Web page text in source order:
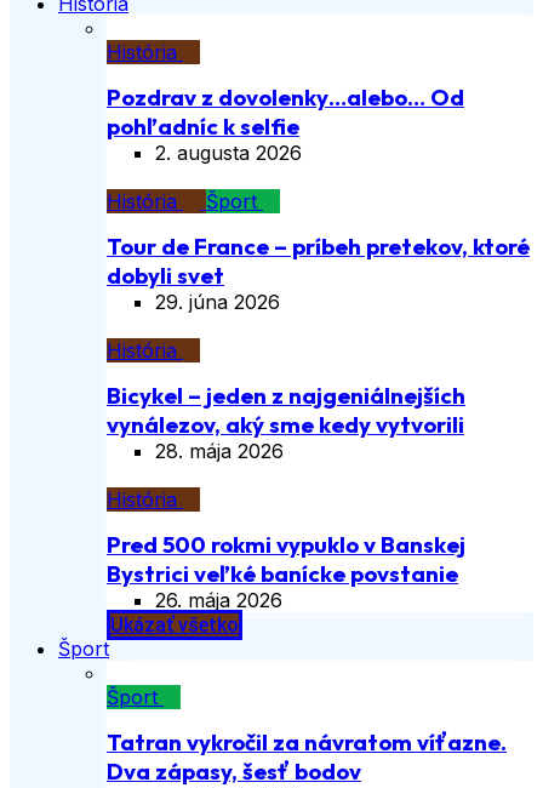
História
Pozdrav z dovolenky…alebo… Od
pohľadníc k selfie
2. augusta 2026
História
Šport
Tour de France – príbeh pretekov, ktoré
dobyli svet
29. júna 2026
História
Bicykel – jeden z najgeniálnejších
vynálezov, aký sme kedy vytvorili
28. mája 2026
História
Pred 500 rokmi vypuklo v Banskej
Bystrici veľké banícke povstanie
26. mája 2026
Ukázať všetko
Šport
Šport
Tatran vykročil za návratom víťazne.
Dva zápasy, šesť bodov